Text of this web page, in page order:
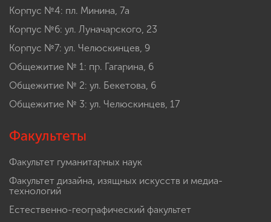
Корпус №4: пл. Минина, 7а
Корпус №6: ул. Луначарского, 23
Корпус №7: ул. Челюскинцев, 9
Общежитие № 1: пр. Гагарина, 6
Общежитие № 2: ул. Бекетова, 6
Общежитие № 3: ул. Челюскинцев, 17
Факультеты
Факультет гуманитарных наук
Факультет дизайна, изящных искусств и медиа-
технологий
Естественно-географический факультет